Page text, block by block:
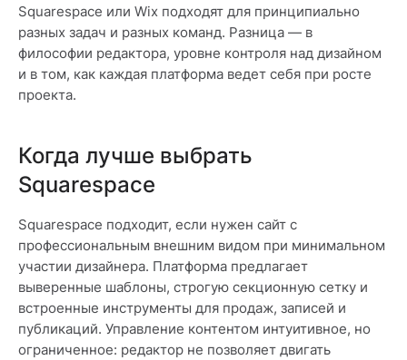
Squarespace или Wix подходят для принципиально
разных задач и разных команд. Разница — в
философии редактора, уровне контроля над дизайном
и в том, как каждая платформа ведет себя при росте
проекта.
Когда лучше выбрать
Squarespace
Squarespace подходит, если нужен сайт с
профессиональным внешним видом при минимальном
участии дизайнера. Платформа предлагает
выверенные шаблоны, строгую секционную сетку и
встроенные инструменты для продаж, записей и
публикаций. Управление контентом интуитивное, но
ограниченное: редактор не позволяет двигать